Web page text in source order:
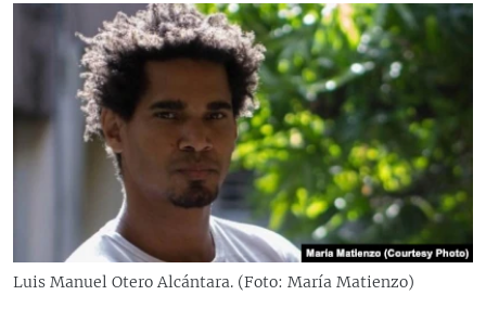
búsqueda
OPINIÓN GRÁFICA
AUDIOVISUALES MARTÍ
RADIO MARTÍ
ESPECIALES
ESPECIALES
LA REALIDAD DE LA VIVIENDA EN CUBA
EDITORIALES
SÍGUENOS
Luis Manuel Otero Alcántara. (Foto: María Matienzo)